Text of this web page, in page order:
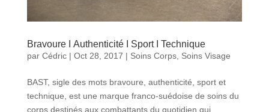
Bravoure Ι Authenticité Ι Sport Ι Technique
par Cédric| Oct 28, 2017 | Soins Corps, Soins Visage
BAST, sigle des mots bravoure, authenticité, sport et
technique, est une marque franco-suédoise de soins du
corps destinés aux combattants du quotidien qui